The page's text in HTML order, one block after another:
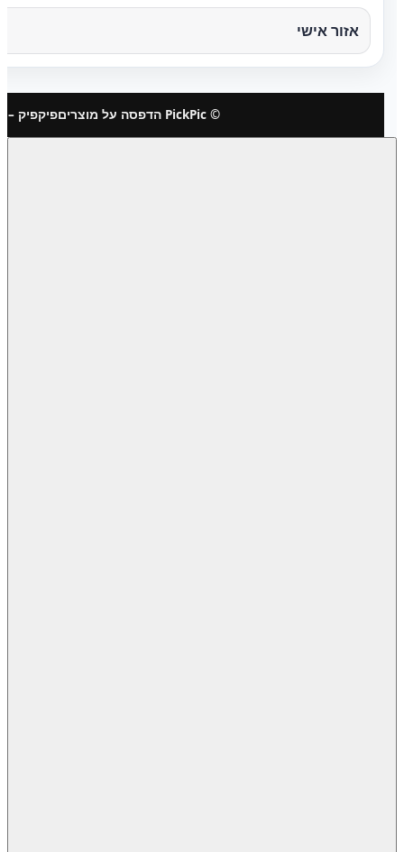
אזור אישי
© PickPic הדפסה על מוצרים פיקפיק –